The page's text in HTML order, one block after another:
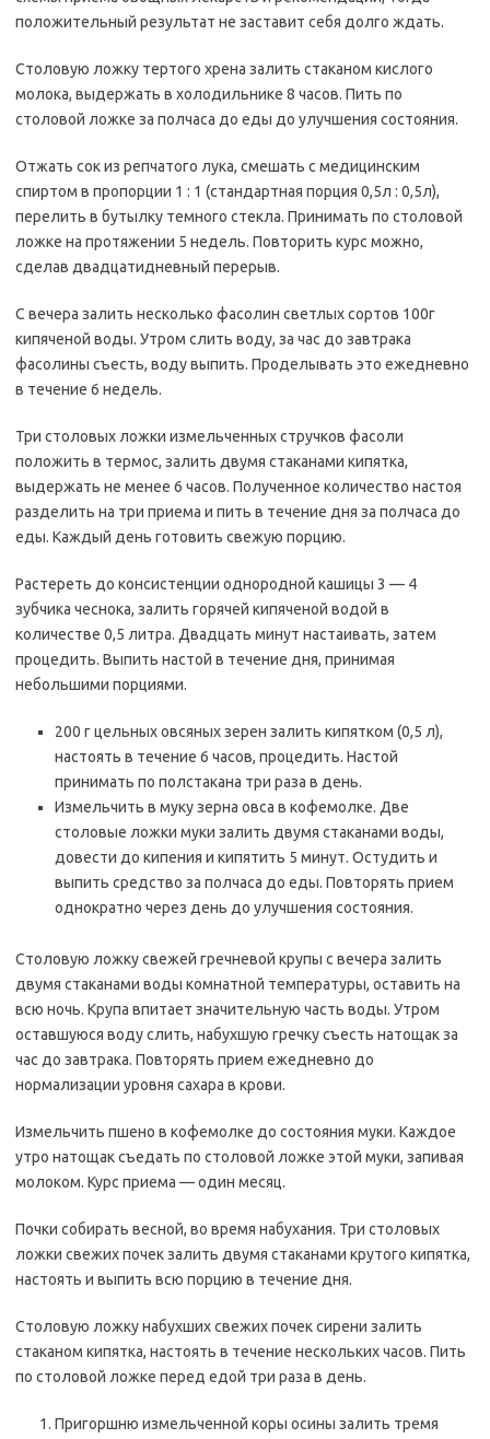
положительный результат не заставит себя долго ждать.
Столовую ложку тертого хрена залить стаканом кислого
молока, выдержать в холодильнике 8 часов. Пить по
столовой ложке за полчаса до еды до улучшения состояния.
Отжать сок из репчатого лука, смешать с медицинским
спиртом в пропорции 1 : 1 (стандартная порция 0,5л : 0,5л),
перелить в бутылку темного стекла. Принимать по столовой
ложке на протяжении 5 недель. Повторить курс можно,
сделав двадцатидневный перерыв.
С вечера залить несколько фасолин светлых сортов 100г
кипяченой воды. Утром слить воду, за час до завтрака
фасолины съесть, воду выпить. Проделывать это ежедневно
в течение 6 недель.
Три столовых ложки измельченных стручков фасоли
положить в термос, залить двумя стаканами кипятка,
выдержать не менее 6 часов. Полученное количество настоя
разделить на три приема и пить в течение дня за полчаса до
еды. Каждый день готовить свежую порцию.
Растереть до консистенции однородной кашицы 3 — 4
зубчика чеснока, залить горячей кипяченой водой в
количестве 0,5 литра. Двадцать минут настаивать, затем
процедить. Выпить настой в течение дня, принимая
небольшими порциями.
200 г цельных овсяных зерен залить кипятком (0,5 л),
настоять в течение 6 часов, процедить. Настой
принимать по полстакана три раза в день.
Измельчить в муку зерна овса в кофемолке. Две
столовые ложки муки залить двумя стаканами воды,
довести до кипения и кипятить 5 минут. Остудить и
выпить средство за полчаса до еды. Повторять прием
однократно через день до улучшения состояния.
Столовую ложку свежей гречневой крупы с вечера залить
двумя стаканами воды комнатной температуры, оставить на
всю ночь. Крупа впитает значительную часть воды. Утром
оставшуюся воду слить, набухшую гречку съесть натощак за
час до завтрака. Повторять прием ежедневно до
нормализации уровня сахара в крови.
Измельчить пшено в кофемолке до состояния муки. Каждое
утро натощак съедать по столовой ложке этой муки, запивая
молоком. Курс приема — один месяц.
Почки собирать весной, во время набухания. Три столовых
ложки свежих почек залить двумя стаканами крутого кипятка,
настоять и выпить всю порцию в течение дня.
Столовую ложку набухших свежих почек сирени залить
стаканом кипятка, настоять в течение нескольких часов. Пить
по столовой ложке перед едой три раза в день.
Пригоршню измельченной коры осины залить тремя